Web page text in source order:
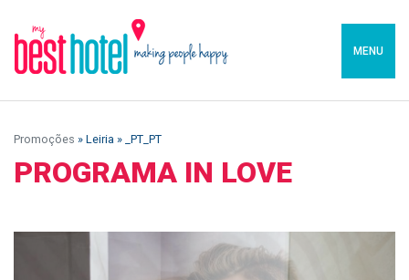
MENU
Promoções » Leiria » _PT_PT
PROGRAMA IN LOVE